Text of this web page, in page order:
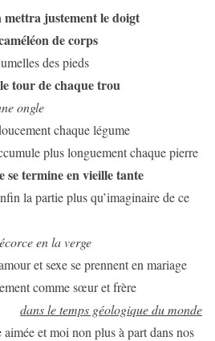
mettra justement le doigt
de corps
des pieds
tour de chaque trou
ongle
chaque légume
plus longuement chaque pierre
se termine en vieille tante
la partie plus qu’imaginaire de ce
en la verge
et sexe se prennent en mariage
comme sœur et frère
dans le temps géologique du monde
aimée et moi non plus à part dans nos